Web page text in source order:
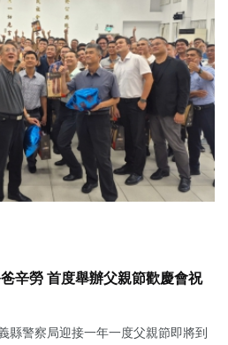
辛勞 首度舉辦父親節歡慶會祝
縣警察局迎接一年一度父親節即將到